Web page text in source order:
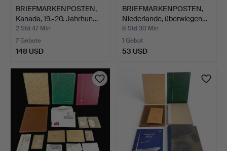
BRIEFMARKENPOSTEN,
Kanada, 19.-20. Jahrhun…
2 Std 47 Min
7 Gebote
148 USD
BRIEFMARKENPOSTEN,
Niederlande, überwiegen…
8 Std 30 Min
1 Gebot
53 USD